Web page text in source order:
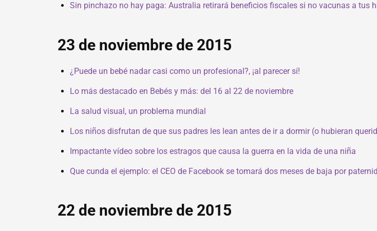
Sin pinchazo no hay paga: Australia retirará beneficios fiscales si no vacunas a tus
23 de noviembre de 2015
¿Puede un bebé nadar casi como un profesional?, ¡al parecer sí!
Lo más destacado en Bebés y más: del 16 al 22 de noviembre
La salud visual, un problema mundial
Los niños disfrutan de que sus padres les lean antes de ir a dormir (o hubieran
Impactante vídeo sobre los estragos que causa la guerra en la vida de una niña
Que cunda el ejemplo: el CEO de Facebook se tomará dos meses de baja por
22 de noviembre de 2015